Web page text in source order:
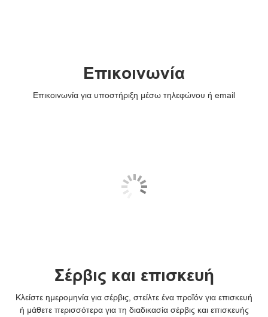
Επικοινωνία
Επικοινωνία για υποστήριξη μέσω τηλεφώνου ή email
Σέρβις και επισκευή
Κλείστε ημερομηνία για σέρβις, στείλτε ένα προϊόν για επισκευή
ή μάθετε περισσότερα για τη διαδικασία σέρβις και επισκευής